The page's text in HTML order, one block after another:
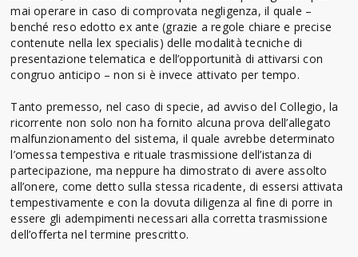
mai operare in caso di comprovata negligenza, il quale –
benché reso edotto ex ante (grazie a regole chiare e precise
contenute nella lex specialis) delle modalità tecniche di
presentazione telematica e dell’opportunità di attivarsi con
congruo anticipo – non si è invece attivato per tempo.
Tanto premesso, nel caso di specie, ad avviso del Collegio, la
ricorrente non solo non ha fornito alcuna prova dell’allegato
malfunzionamento del sistema, il quale avrebbe determinato
l’omessa tempestiva e rituale trasmissione dell’istanza di
partecipazione, ma neppure ha dimostrato di avere assolto
all’onere, come detto sulla stessa ricadente, di essersi attivata
tempestivamente e con la dovuta diligenza al fine di porre in
essere gli adempimenti necessari alla corretta trasmissione
dell’offerta nel termine prescritto.